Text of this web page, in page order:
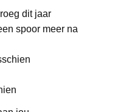
dit jaar
spoor meer na